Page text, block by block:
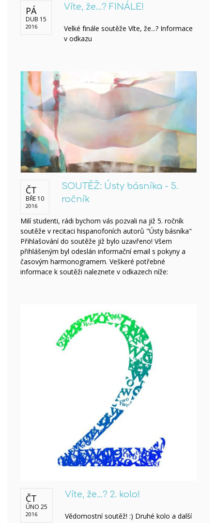
PÁ
DUB 15
2016
Víte, že...? FINÁLE!
Velké finále soutěže Víte, že...? Informace
v odkazu
ČT
BŘE 10
2016
SOUTĚŽ: Ústy básníka - 5.
ročník
Milí studenti, rádi bychom vás pozvali na již 5. ročník
soutěže v recitaci hispanofoních autorů "Ústy básníka"
Přihlašování do soutěže již bylo uzavřeno! Všem
přihlášeným byl odeslán informační email s pokyny a
časovým harmonogramem. Veškeré potřebné
informace k soutěži naleznete v odkazech níže:
ČT
ÚNO 25
2016
Víte, že...? 2. kolo!
Vědomostní soutěž! :) Druhé kolo a další